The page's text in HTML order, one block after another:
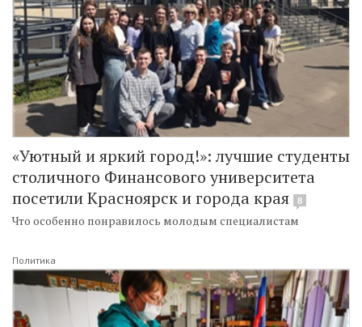
«Уютный и яркий город!»: лучшие студенты
столичного Финансового университета
посетили Красноярск и города края
8
Что особенно понравилось молодым специалистам
Политика